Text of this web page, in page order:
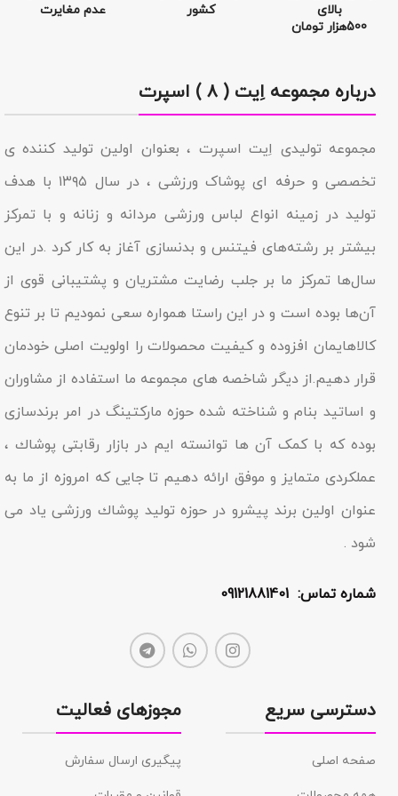
بالای
500هزار تومان
کشور
عدم مغایرت
درباره مجموعه اِیت ( ۸ ) اسپرت
مجموعه تولیدى اِیت اسپرت ، بعنوان اولین تولید کننده ی
تخصصی و حرفه ای پوشاک ورزشی ، در سال ۱۳۹۵ با هدف
تولید در زمینه انواع لباس ورزشی مردانه و زنانه و با تمرکز
بیشتر بر رشته‌های فیتنس و بدنسازی آغاز به کار کرد .در این
سال‌ها تمرکز ما بر جلب رضایت مشتریان و پشتیبانی قوی از
آن‌ها بوده است و در این راستا همواره سعی نمودیم تا بر تنوع
کالاهایمان افزوده و کیفیت محصولات را اولویت اصلی خودمان
قرار دهیم.از دیگر شاخصه هاى مجموعه ما استفاده از مشاوران
و اساتید بنام و شناخته شده حوزه مارکتینگ در امر برندسازى
بوده که با کمک آن ها توانسته ایم در بازار رقابتى پوشاك ،
عملکردى متمایز و موفق ارائه دهیم تا جایى که امروزه از ما به
عنوان اولین برند پیشرو در حوزه تولید پوشاك ورزشی یاد مى
شود .
شماره تماس: 09121881401
دسترسی سریع
صفحه اصلی
مجوزهای فعالیت
پیگیری ارسال سفارش